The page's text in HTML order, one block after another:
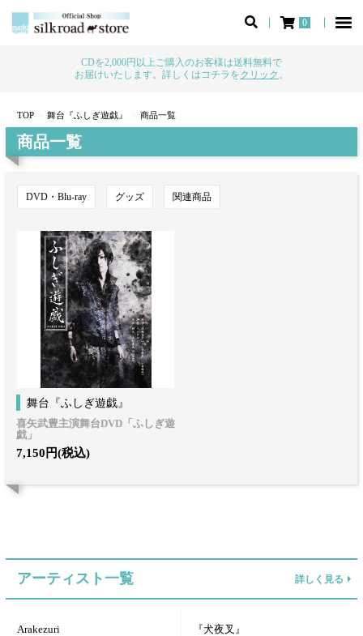
0
CDを2,000円以上ご購入のお客様は送料無料で
お届けいたします。詳しくはコチラをクリック 。
TOP 舞台『ふしぎ遊戯』 商品一覧
商品一覧
DVD・Blu-ray グッズ 関連商品
舞台『ふしぎ遊戯』
喜矢武豊主演舞台DVD「ふしぎ遊
戯」
7,150円(税込)
アーティスト一覧 詳しく見る
Arakezuri 『犬夜叉』